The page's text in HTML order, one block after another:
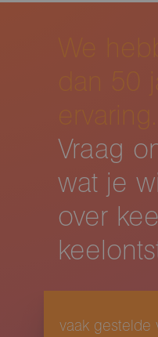
Vraag
wat je
over
vaak gestelde